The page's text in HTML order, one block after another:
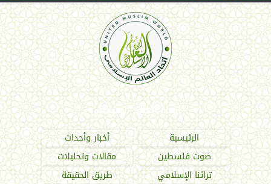
اتحاد العالم الإسلامي
الرئيسية
أخبار وأحداث
صوت فلسطين
مقالات وتحليلات
تراثنا الإسلامي
طريق الحقيقة